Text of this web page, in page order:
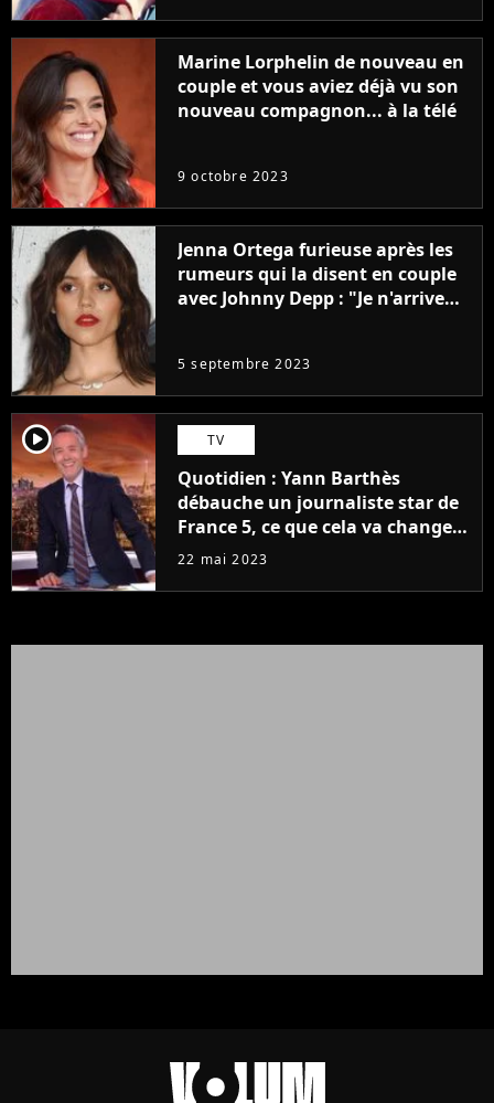
Marine Lorphelin de nouveau en
couple et vous aviez déjà vu son
nouveau compagnon... à la télé
9 octobre 2023
Jenna Ortega furieuse après les
rumeurs qui la disent en couple
avec Johnny Depp : "Je n'arrive
5 septembre 2023
player2 TV
Quotidien : Yann Barthès
débauche un journaliste star de
France 5, ce que cela va changer
à la rentrée
22 mai 2023